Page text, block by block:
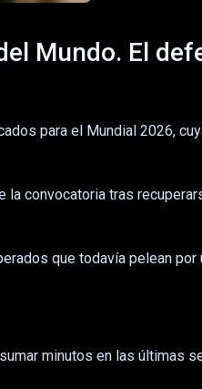
Mundo. El
para el Mundial 2026,
convocatoria tras
que todavía pelean por
minutos en las últimas